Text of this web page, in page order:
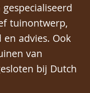
tuinontwerp,
advies. Ook
van
bij Dutch